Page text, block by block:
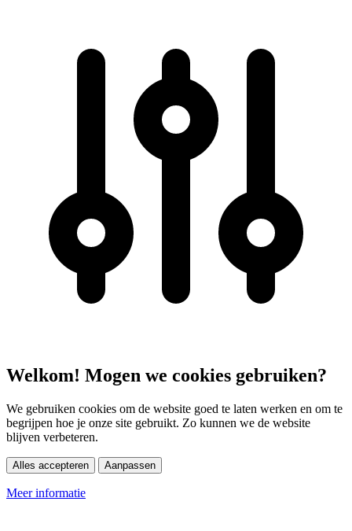
Welkom! Mogen we cookies gebruiken?
We gebruiken cookies om de website goed te laten werken en om te
begrijpen hoe je onze site gebruikt. Zo kunnen we de website
blijven verbeteren.
Alles accepteren Aanpassen
Meer informatie